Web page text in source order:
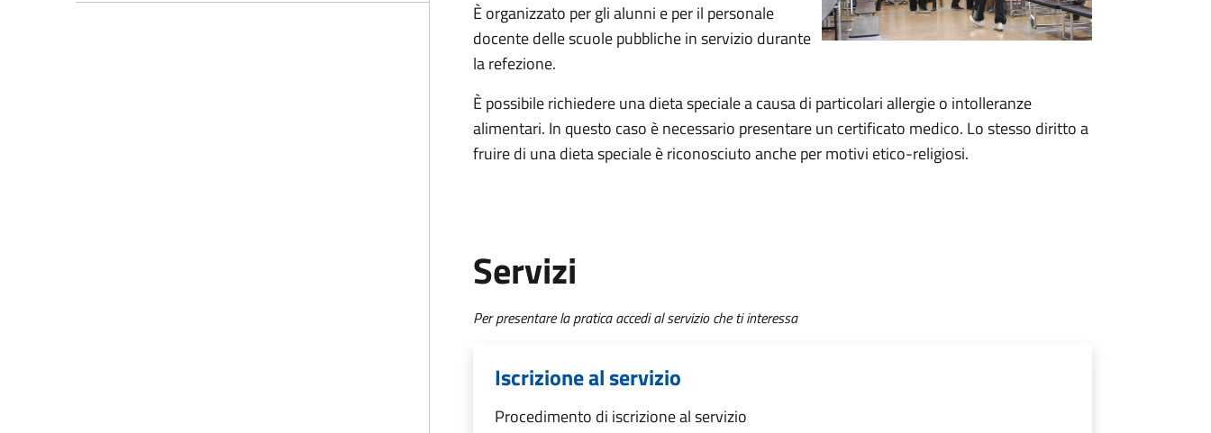
È organizzato per gli alunni e per il personale
docente delle scuole pubbliche in servizio durante
la refezione.
È possibile richiedere una dieta speciale a causa di particolari allergie o intolleranze
alimentari. In questo caso è necessario presentare un certificato medico. Lo stesso diritto a
fruire di una dieta speciale è riconosciuto anche per motivi etico-religiosi.
Servizi
Per presentare la pratica accedi al servizio che ti interessa
Iscrizione al servizio
Procedimento di iscrizione al servizio